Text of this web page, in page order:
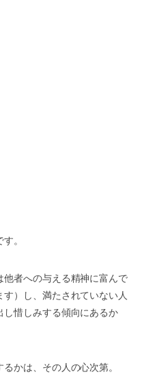
。
他者への与える精神に富んで
）し、満たされていない人
惜しみする傾向にあるか
かは、その人の心次第。